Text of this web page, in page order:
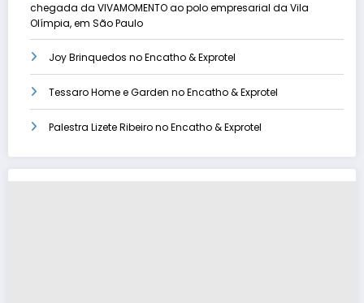
chegada da VIVAMOMENTO ao polo empresarial da Vila
Olímpia, em São Paulo
Joy Brinquedos no Encatho & Exprotel
Tessaro Home e Garden no Encatho & Exprotel
Palestra Lizete Ribeiro no Encatho & Exprotel